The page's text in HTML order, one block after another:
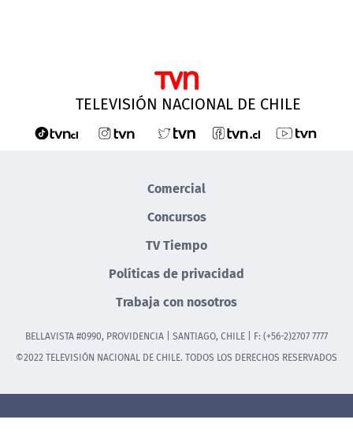
TELEVISIÓN NACIONAL DE CHILE
Comercial
Concursos
TV Tiempo
Políticas de privacidad
Trabaja con nosotros
BELLAVISTA #0990, PROVIDENCIA | SANTIAGO, CHILE | F: (+56-2)2707 7777
©2022 TELEVISIÓN NACIONAL DE CHILE. TODOS LOS DERECHOS RESERVADOS